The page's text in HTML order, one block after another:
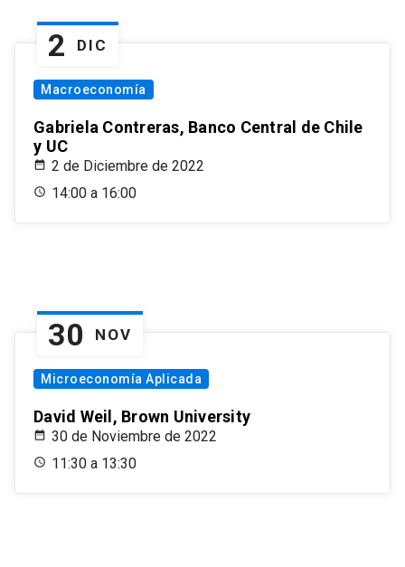
2 DIC
Macroeconomía
Gabriela Contreras, Banco Central de Chile
y UC
2 de Diciembre de 2022
14:00 a 16:00
30 NOV
Microeconomía Aplicada
David Weil, Brown University
30 de Noviembre de 2022
11:30 a 13:30